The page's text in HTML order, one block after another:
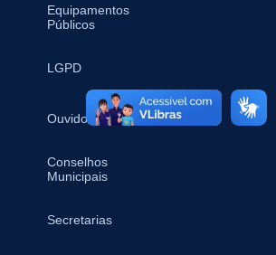
Equipamentos
Públicos
LGPD
Ouvidoria
Conselhos
Municipais
Secretarias